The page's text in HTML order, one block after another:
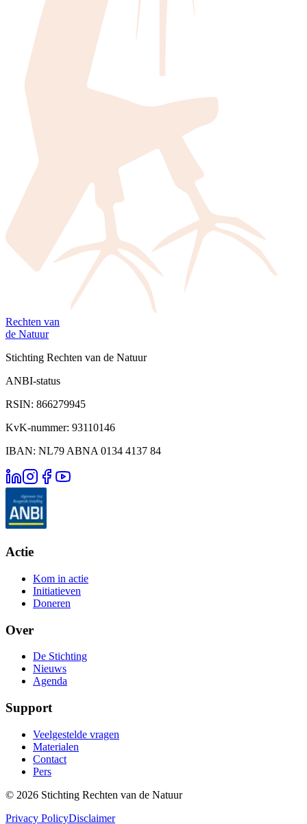
Rechten van
de Natuur
Stichting Rechten van de Natuur
ANBI-status
RSIN: 866279945
KvK-nummer: 93110146
IBAN: NL79 ABNA 0134 4137 84
Actie
Kom in actie
Initiatieven
Doneren
Over
De Stichting
Nieuws
Agenda
Support
Veelgestelde vragen
Materialen
Contact
Pers
© 2026 Stichting Rechten van de Natuur
Privacy PolicyDisclaimer